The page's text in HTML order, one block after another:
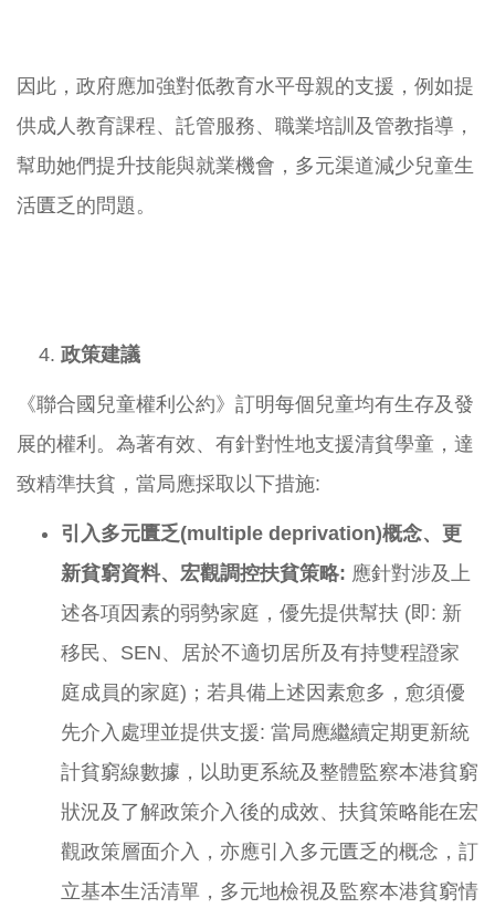
因此，政府應加強對低教育水平母親的支援，例如提
供成人教育課程、託管服務、職業培訓及管教指導，
幫助她們提升技能與就業機會，多元渠道減少兒童生
活匱乏的問題。
政策建議
《聯合國兒童權利公約》訂明每個兒童均有生存及發
展的權利。為著有效、有針對性地支援清貧學童，達
致精準扶貧，當局應採取以下措施:
引入多元匱乏(multiple deprivation)概念、更
新貧窮資料、宏觀調控扶貧策略: 應針對涉及上
述各項因素的弱勢家庭，優先提供幫扶 (即: 新
移民、SEN、居於不適切居所及有持雙程證家
庭成員的家庭)；若具備上述因素愈多，愈須優
先介入處理並提供支援: 當局應繼續定期更新統
計貧窮線數據，以助更系統及整體監察本港貧窮
狀況及了解政策介入後的成效、扶貧策略能在宏
觀政策層面介入，亦應引入多元匱乏的概念，訂
立基本生活清單，多元地檢視及監察本港貧窮情